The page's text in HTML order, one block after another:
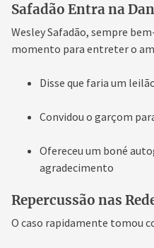
Safadão Entra na
Wesley Safadão, sempre
momento para entreter o
Disse que faria um
Convidou o garçom
Ofereceu um boné
agradecimento
Repercussão nas
O caso rapidamente tomou